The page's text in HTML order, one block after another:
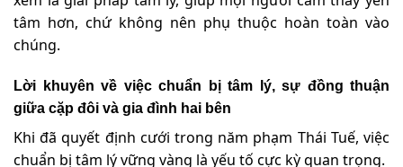
tâm hơn, chứ không nên phụ thuộc hoàn toàn vào
chúng.
Lời khuyên về việc chuẩn bị tâm lý, sự đồng thuận
giữa cặp đôi và gia đình hai bên
Khi đã quyết định cưới trong năm phạm Thái Tuế, việc
chuẩn bị tâm lý vững vàng là yếu tố cực kỳ quan trọng.